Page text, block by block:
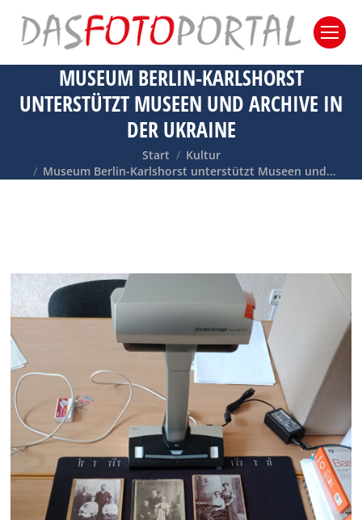
MUSEUM BERLIN-KARLSHORST
UNTERSTÜTZT MUSEEN UND ARCHIVE IN
DER UKRAINE
Sie befinden sich hier:
Start
Kultur
Museum Berlin-Karlshorst unterstützt Museen und…